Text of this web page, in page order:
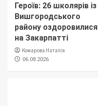
Героїв: 26 школярів із
Вишгородського
району оздоровилися
на Закарпатті
Комарова Наталія
06.08.2026